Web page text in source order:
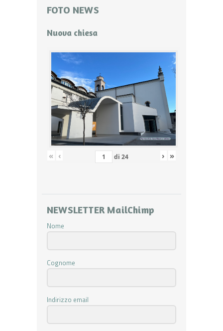
FOTO NEWS
Nuova chiesa
« ‹ di 24 › »
NEWSLETTER MailChimp
Nome
Cognome
Indirizzo email